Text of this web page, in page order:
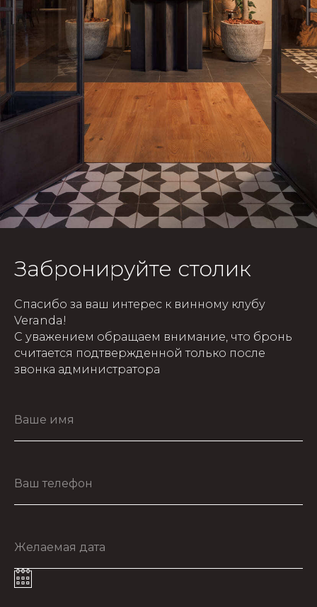
Забронируйте столик
Спасибо за ваш интерес к винному клубу
Veranda!
С уважением обращаем внимание, что бронь
считается подтвержденной только после
звонка администратора